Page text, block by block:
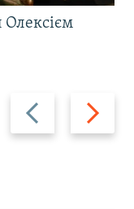
Назад Вперед